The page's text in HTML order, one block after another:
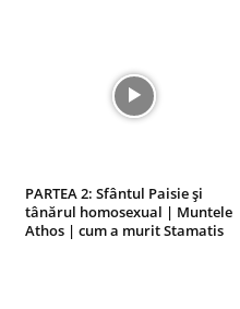
PARTEA 2: Sfântul Paisie și
tânărul homosexual | Muntele
Athos | cum a murit Stamatis